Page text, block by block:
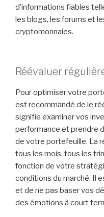
d’informations fiables
les blogs, les forums et
cryptomonnaies.
Réévaluer
Pour optimiser votre
est recommandé de le
signifie examiner vos
performance et prendre
de votre portefeuille. La
tous les mois, tous les
fonction de votre
conditions du marché. Il
et de ne pas baser vos
des émotions à court